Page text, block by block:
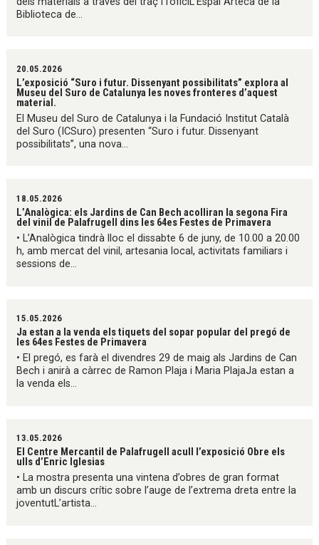
Biblioteca de...
20.05.2026
L’exposició “Suro i futur. Dissenyant possibilitats” explora al
Museu del Suro de Catalunya les noves fronteres d’aquest
material.
El Museu del Suro de Catalunya i la Fundació Institut Català
del Suro (ICSuro) presenten “Suro i futur. Dissenyant
possibilitats”, una nova...
18.05.2026
L’Analògica: els Jardins de Can Bech acolliran la segona Fira
del vinil de Palafrugell dins les 64es Festes de Primavera
• L’Analògica tindrà lloc el dissabte 6 de juny, de 10.00 a 20.00
h, amb mercat del vinil, artesania local, activitats familiars i
sessions de...
15.05.2026
Ja estan a la venda els tiquets del sopar popular del pregó de
les 64es Festes de Primavera
• El pregó, es farà el divendres 29 de maig als Jardins de Can
Bech i anirà a càrrec de Ramon Plaja i Maria PlajaJa estan a
la venda els...
13.05.2026
El Centre Mercantil de Palafrugell acull l’exposició Obre els
ulls d’Enric Iglesias
• La mostra presenta una vintena d’obres de gran format
amb un discurs crític sobre l’auge de l’extrema dreta entre la
joventutL’artista...